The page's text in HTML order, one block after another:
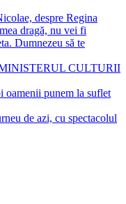
despre Regina
dragă, nu vei fi
Dumnezeu să te
CULTURII
oamenii punem la suflet
de azi, cu spectacolul